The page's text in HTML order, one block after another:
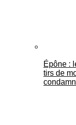
Épône :
tirs de